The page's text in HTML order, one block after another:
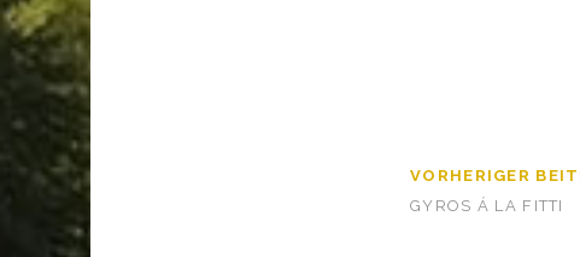
VORHERIGER
GYROS Á LA FITTI